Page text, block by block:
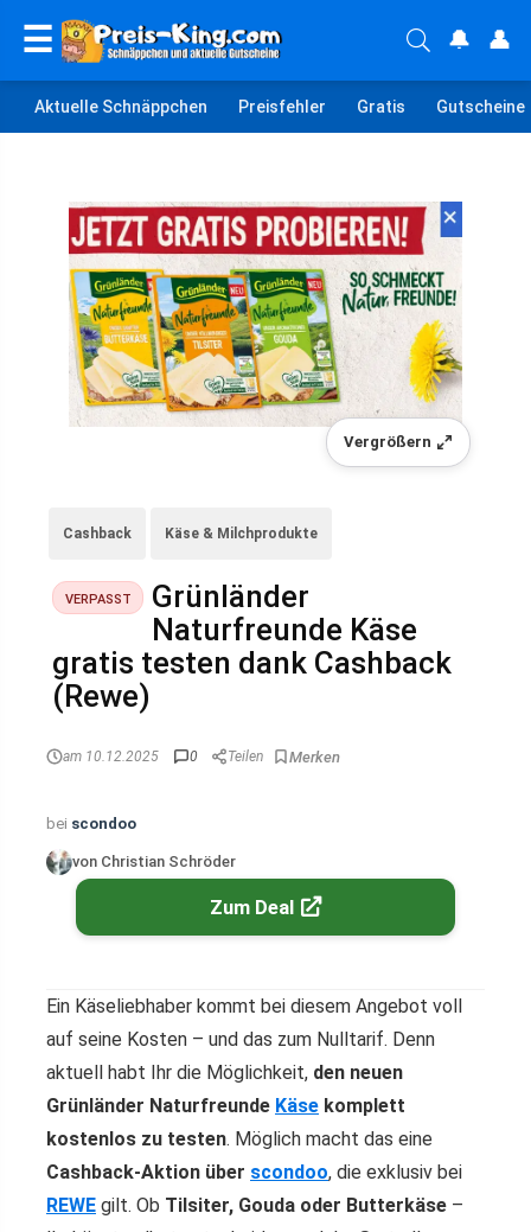
☰ 🔔 👤
Aktuelle Schnäppchen Preisfehler Gratis Gutscheine
Vergrößern
Cashback Käse & Milchprodukte
VERPASST
Grünländer
Naturfreunde Käse
gratis testen dank Cashback
(Rewe)
am 10.12.2025 0 Teilen
bei scondoo
von Christian Schröder
Zum Deal
Ein Käseliebhaber kommt bei diesem Angebot voll
auf seine Kosten – und das zum Nulltarif. Denn
aktuell habt Ihr die Möglichkeit, den neuen
Grünländer Naturfreunde Käse komplett
kostenlos zu testen. Möglich macht das eine
Cashback-Aktion über scondoo, die exklusiv bei
REWE gilt. Ob Tilsiter, Gouda oder Butterkäse –